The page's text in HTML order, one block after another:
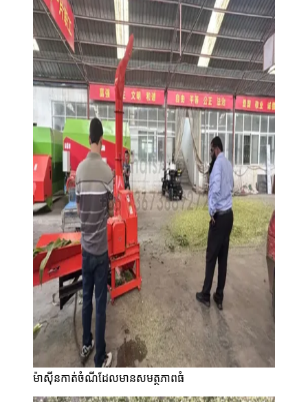
ម៉ាស៊ីនកាត់ចំណីដែលមានសមត្ថភាពធំ